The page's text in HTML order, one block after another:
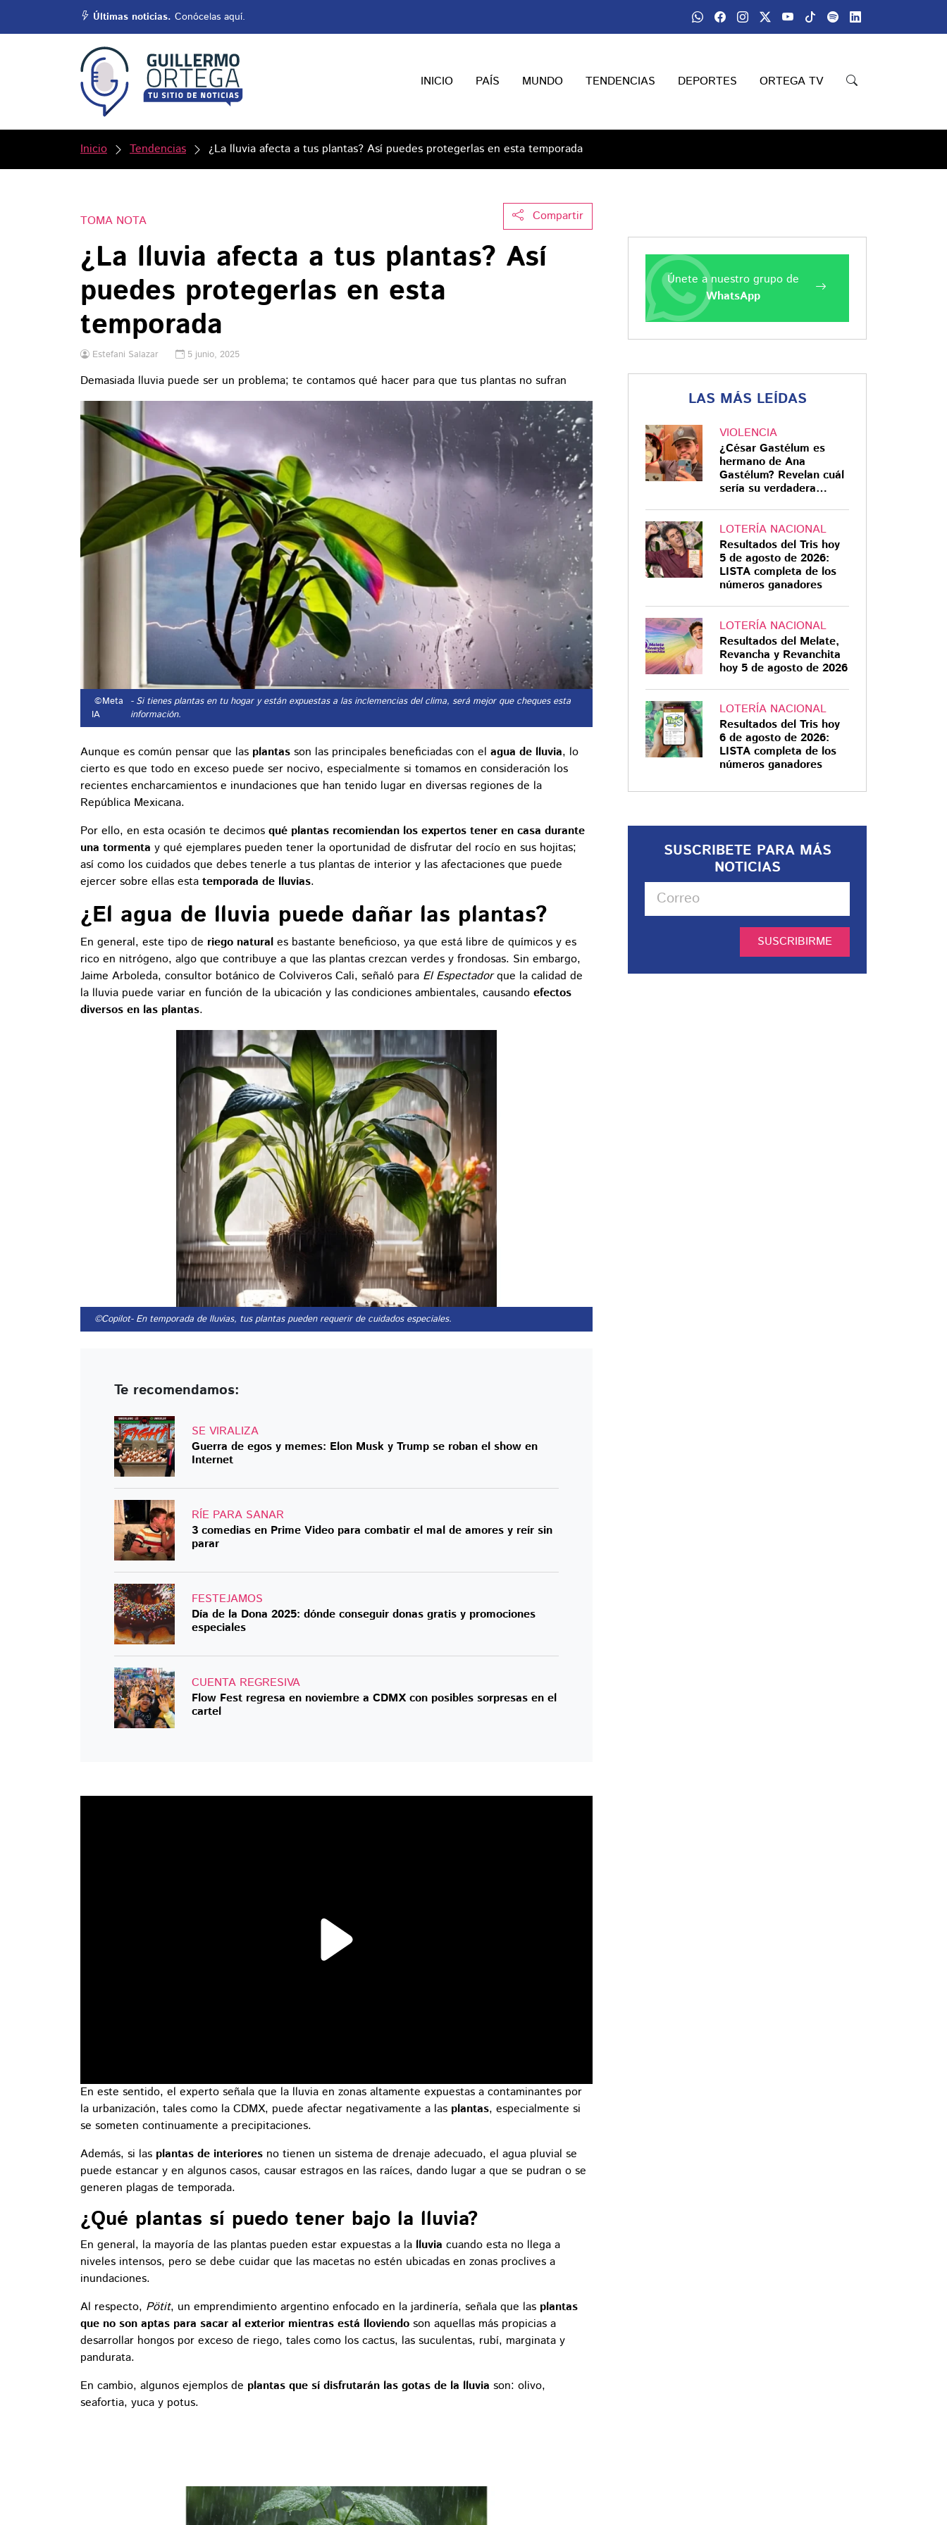
Últimas noticias. Conócelas aquí.
INICIO PAÍS MUNDO TENDENCIAS DEPORTES ORTEGA TV
Inicio Tendencias ¿La lluvia afecta a tus plantas? Así puedes protegerlas en esta temporada
Compartir
TOMA NOTA
¿La lluvia afecta a tus plantas? Así
puedes protegerlas en esta
temporada
Estefani Salazar 5 junio, 2025
Demasiada lluvia puede ser un problema; te contamos qué hacer para que tus plantas no sufran
©Meta
IA
- Si tienes plantas en tu hogar y están expuestas a las inclemencias del clima, será mejor que cheques esta
información.
Aunque es común pensar que las plantas son las principales beneficiadas con el agua de lluvia, lo
cierto es que todo en exceso puede ser nocivo, especialmente si tomamos en consideración los
recientes encharcamientos e inundaciones que han tenido lugar en diversas regiones de la
República Mexicana.
Por ello, en esta ocasión te decimos qué plantas recomiendan los expertos tener en casa durante
una tormenta y qué ejemplares pueden tener la oportunidad de disfrutar del rocío en sus hojitas;
así como los cuidados que debes tenerle a tus plantas de interior y las afectaciones que puede
ejercer sobre ellas esta temporada de lluvias.
¿El agua de lluvia puede dañar las plantas?
En general, este tipo de riego natural es bastante beneficioso, ya que está libre de químicos y es
rico en nitrógeno, algo que contribuye a que las plantas crezcan verdes y frondosas. Sin embargo,
Jaime Arboleda, consultor botánico de Colviveros Cali, señaló para El Espectadorque la calidad de
la lluvia puede variar en función de la ubicación y las condiciones ambientales, causando efectos
diversos en las plantas.
©Copilot- En temporada de lluvias, tus plantas pueden requerir de cuidados especiales.
Te recomendamos:
SE VIRALIZA
Guerra de egos y memes: Elon Musk y Trump se roban el show en
Internet
RÍE PARA SANAR
3 comedias en Prime Video para combatir el mal de amores y reír sin
parar
FESTEJAMOS
Día de la Dona 2025: dónde conseguir donas gratis y promociones
especiales
CUENTA REGRESIVA
Flow Fest regresa en noviembre a CDMX con posibles sorpresas en el
cartel
En este sentido, el experto señala que la lluvia en zonas altamente expuestas a contaminantes por
la urbanización, tales como la CDMX, puede afectar negativamente a las plantas, especialmente si
se someten continuamente a precipitaciones.
Además, si las plantas de interiores no tienen un sistema de drenaje adecuado, el agua pluvial se
puede estancar y en algunos casos, causar estragos en las raíces, dando lugar a que se pudran o se
generen plagas de temporada.
¿Qué plantas sí puedo tener bajo la lluvia?
En general, la mayoría de las plantas pueden estar expuestas a la lluvia cuando esta no llega a
niveles intensos, pero se debe cuidar que las macetas no estén ubicadas en zonas proclives a
inundaciones.
Al respecto, Pötit, un emprendimiento argentino enfocado en la jardinería, señala que las plantas
que no son aptas para sacar al exterior mientras está lloviendo son aquellas más propicias a
desarrollar hongos por exceso de riego, tales como los cactus, las suculentas, rubí, marginata y
pandurata.
En cambio, algunos ejemplos de plantas que sí disfrutarán las gotas de la lluvia son: olivo,
seafortia, yuca y potus.
Únete a nuestro grupo de
WhatsApp
LAS MÁS LEÍDAS
VIOLENCIA
¿César Gastélum es
hermano de Ana
Gastélum? Revelan cuál
sería su verdadera
LOTERÍA NACIONAL
Resultados del Tris hoy
5 de agosto de 2026:
LISTA completa de los
números ganadores
LOTERÍA NACIONAL
Resultados del Melate,
Revancha y Revanchita
hoy 5 de agosto de 2026
LOTERÍA NACIONAL
Resultados del Tris hoy
6 de agosto de 2026:
LISTA completa de los
números ganadores
SUSCRIBETE PARA MÁS
NOTICIAS
SUSCRIBIRME